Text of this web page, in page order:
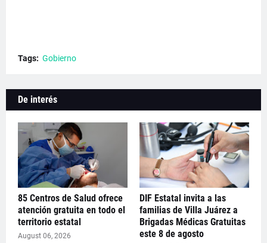
Tags: Gobierno
De interés
85 Centros de Salud ofrece
atención gratuita en todo el
territorio estatal
August 06, 2026
DIF Estatal invita a las
familias de Villa Juárez a
Brigadas Médicas Gratuitas
este 8 de agosto